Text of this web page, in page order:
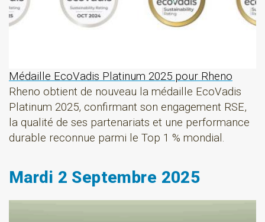
Médaille EcoVadis Platinum 2025 pour Rheno
Rheno obtient de nouveau la médaille EcoVadis
Platinum 2025, confirmant son engagement RSE,
la qualité de ses partenariats et une performance
durable reconnue parmi le Top 1 % mondial.
Mardi 2 Septembre 2025